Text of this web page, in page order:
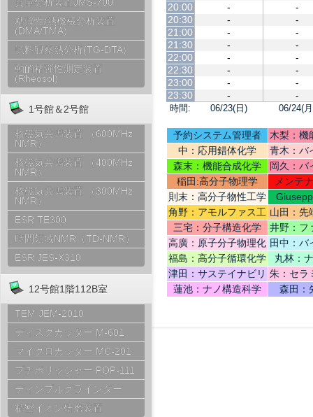
質量分析装置JMS-700
粘弾性/熱機械分析装置
(DMA/TMA)
試料観察熱分析(TG-DTA)
動的粘弾性測定装置
(Rheosol)
1号館＆2号館
核磁気共鳴装置 （600MHz
NMR）
核磁気共鳴装置 （400MHz
NMR）
核磁気共鳴装置 （300MHz
NMR）
ESR TE300
時間領域NMR（TD-NMR）
ESR JES-X310
12号館1階112B室
TEM JEM-2010
ディスクカッター M-601
マイクロカッター MC-201
プチポリッシャー POP-111
ディンプルグラインダー
精密イオン研磨装置
時間: 06/23(日) 06/24(
20:00
-
-
20:30
-
-
21:00
-
-
21:30
-
-
22:00
-
-
22:30
-
-
23:00
-
-
23:30
- -
予約システム管理者
木梨：機
中：応用錯体化学
青木：バ
テリ
森末：機能合成化学
岡久：バ
稲田:高分子物理学
メンテ
則末：高分子物性工学
角野：アモルファス工
学
山田：先
機
三宅：分子構造化学
井野：フ
高廣：原子分子物理化
学
田中：バ
福島：高分子循環化学
丸林：
津田：サステイナビリ
ティデザイン
朱：セラ
蓮池：ナノ構造科学
森田：